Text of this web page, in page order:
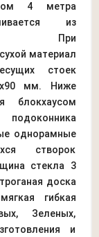
4 метра
из
При
материал
стоек
мм. Ниже
блокхаусом
однорамные
створок
стекла 3
доска
гибкая
Зеленых,
и